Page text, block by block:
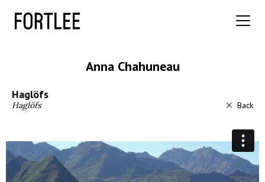
Anna Chahuneau
Haglöfs
Haglöfs Back